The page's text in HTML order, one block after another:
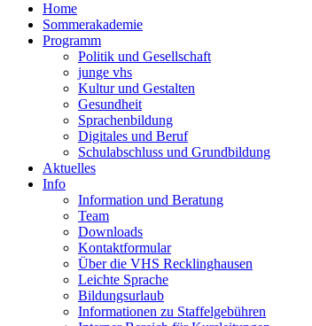
Home
Sommerakademie
Programm
Politik und Gesellschaft
junge vhs
Kultur und Gestalten
Gesundheit
Sprachenbildung
Digitales und Beruf
Schulabschluss und Grundbildung
Aktuelles
Info
Information und Beratung
Team
Downloads
Kontaktformular
Über die VHS Recklinghausen
Leichte Sprache
Bildungsurlaub
Informationen zu Staffelgebühren